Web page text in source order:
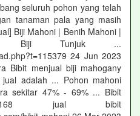
seluruh pohon yang telah
tanaman pala yang masih
Biji Mahoni | Benih Mahoni |
Biji Tunjuk ...
24 Jun 2023
Bibit menjual biji mahogany
adalah ... Pohon mahoni
sekitar 47% - 69% ... Bibit
jual bibit